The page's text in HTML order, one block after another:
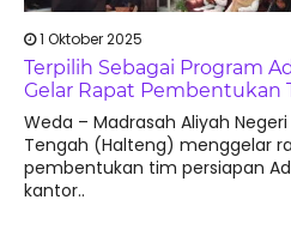
1 Oktober 2025
Terpilih Sebagai Program
Gelar Rapat Pembentukan
Weda – Madrasah Aliyah
Tengah (Halteng) menggelar
pembentukan tim persiapan
kantor..